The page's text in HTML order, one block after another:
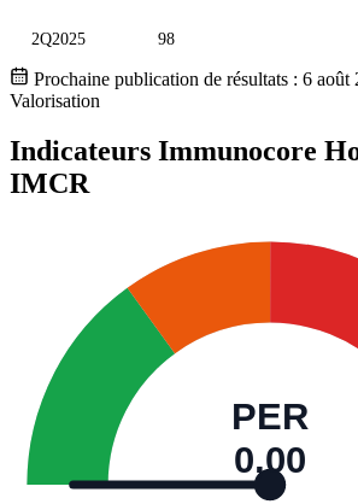
2Q2025 98
Prochaine publication de résultats : 6 août
Valorisation
Indicateurs Immunocore
IMCR
PER
0,00